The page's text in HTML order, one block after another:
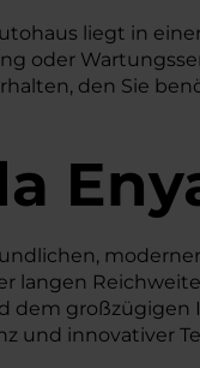
liegt in
oder
den Sie
langen
und innovativer